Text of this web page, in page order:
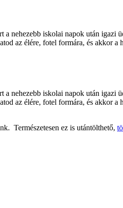
iskolai napok után igazi
az élére, fotel formára, és akkor a
iskolai napok után igazi
az élére, fotel formára, és akkor a
Természetesen ez is utántölthető,